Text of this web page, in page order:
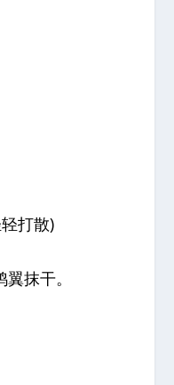
打散)
抹干。